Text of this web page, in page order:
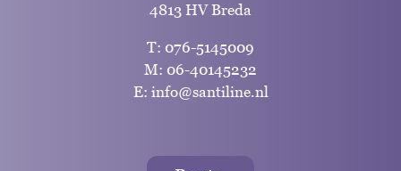
4813 HV Breda
T: 076-5145009
M: 06-40145232
E: info@santiline.nl